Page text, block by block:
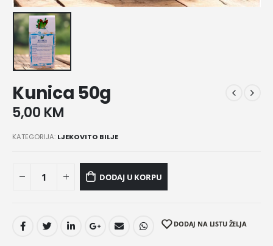
Kunica 50g
5,00 KM
KATEGORIJA: LJEKOVITO BILJE
DODAJ U KORPU
DODAJ NA LISTU ŽELJA